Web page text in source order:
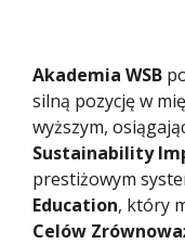
Akademia WSB
silną pozycję w
wyższym,
Sustainability
prestiżowym
Education, który
Celów